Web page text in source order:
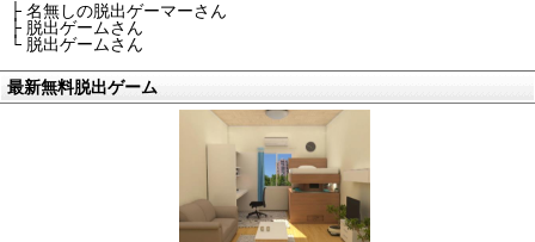
├ 名無しの脱出ゲーマーさん
├ 脱出ゲームさん
└ 脱出ゲームさん
最新無料脱出ゲーム